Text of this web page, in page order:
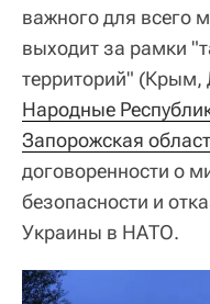
важного для всего
выходит за рамки
территорий" (Крым,
Народные
Запорожская
договоренности о
безопасности и
Украины в НАТО.